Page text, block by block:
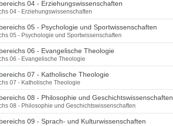
04 - Erziehungswissenschaften
04 - Erziehungswissenschaften
05 - Psychologie und Sportwissenschaften
05 - Psychologie und Sportwissenschaften
06 - Evangelische Theologie
06 - Evangelische Theologie
07 - Katholische Theologie
07 - Katholische Theologie
08 - Philosophie und Geschichtswissenschaften
08 - Philosophie und Geschichtswissenschaften
09 - Sprach- und Kulturwissenschaften